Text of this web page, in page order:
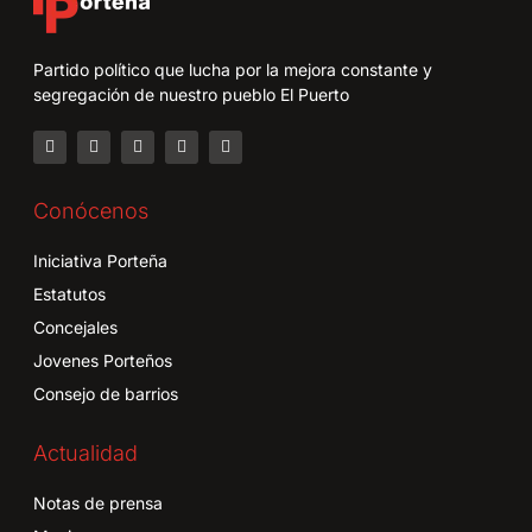
Partido político que lucha por la mejora constante y
segregación de nuestro pueblo El Puerto
Conócenos
Iniciativa Porteña
Estatutos
Concejales
Jovenes Porteños
Consejo de barrios
Actualidad
Notas de prensa